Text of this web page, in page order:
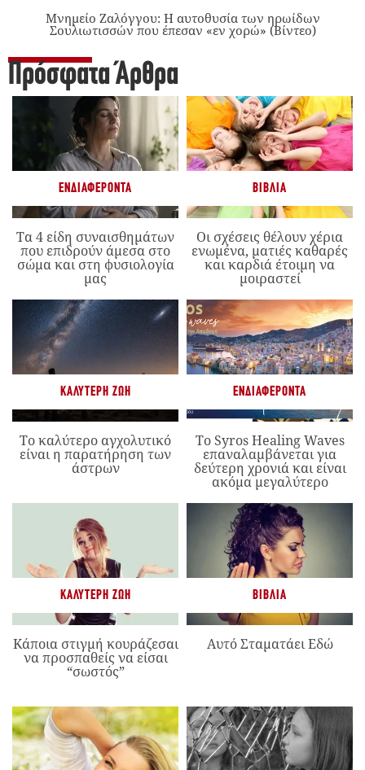
Μνημείο Ζαλόγγου: Η αυτοθυσία των ηρωίδων
Σουλιωτισσών που έπεσαν «εν χορώ» (Βίντεο)
Πρόσφατα Άρθρα
ΕΝΔΙΑΦΈΡΟΝΤΑ
Τα 4 είδη συναισθημάτων
που επιδρούν άμεσα στο
σώμα και στη φυσιολογία
μας
ΒΙΒΛΊΑ
Οι σχέσεις θέλουν χέρια
ενωμένα, ματιές καθαρές
και καρδιά έτοιμη να
μοιραστεί
ΚΑΛΎΤΕΡΗ ΖΩΉ
Το καλύτερο αγχολυτικό
είναι η παρατήρηση των
άστρων
ΕΝΔΙΑΦΈΡΟΝΤΑ
Το Syros Healing Waves
επαναλαμβάνεται για
δεύτερη χρονιά και είναι
ακόμα μεγαλύτερο
ΚΑΛΎΤΕΡΗ ΖΩΉ
Κάποια στιγμή κουράζεσαι
να προσπαθείς να είσαι
“σωστός”
ΒΙΒΛΊΑ
Αυτό Σταματάει Εδώ